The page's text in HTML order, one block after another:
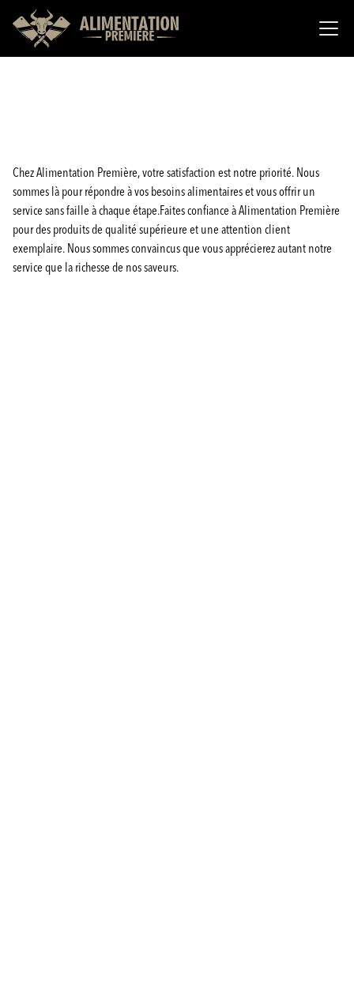
Chez Alimentation Première, votre satisfaction est notre priorité. Nous
sommes là pour répondre à vos besoins alimentaires et vous offrir un
service sans faille à chaque étape.Faites confiance à Alimentation Première
pour des produits de qualité supérieure et une attention client
exemplaire. Nous sommes convaincus que vous apprécierez autant notre
service que la richesse de nos saveurs.